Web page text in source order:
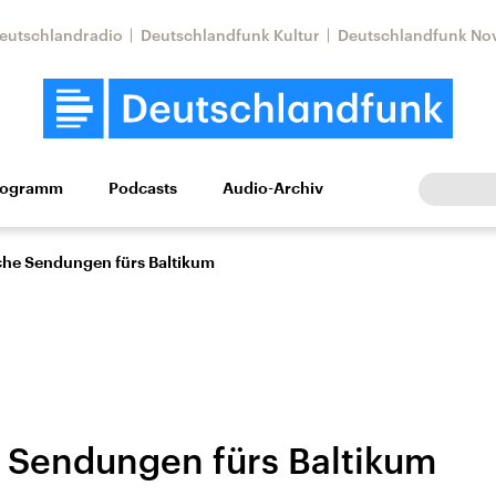
Deutschlandfunk Kultur Deutschlandfunk
Wissen Kultur Europa
Nahostkonflikt
Aktuelle Lage und
Iran
Podcasts Audio-Archiv
Sendungen fürs Baltikum
Sendungen fürs Baltikum